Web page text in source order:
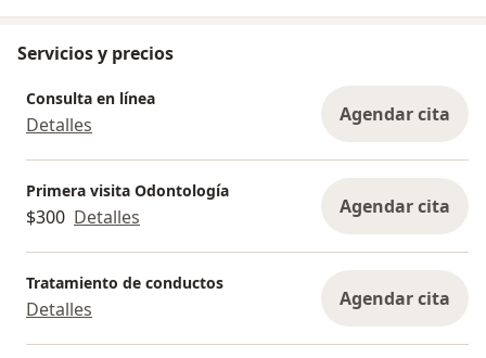
Servicios y precios
Consulta en línea
Detalles Agendar cita
Primera visita Odontología
$300 Detalles Agendar cita
Tratamiento de conductos
Detalles Agendar cita